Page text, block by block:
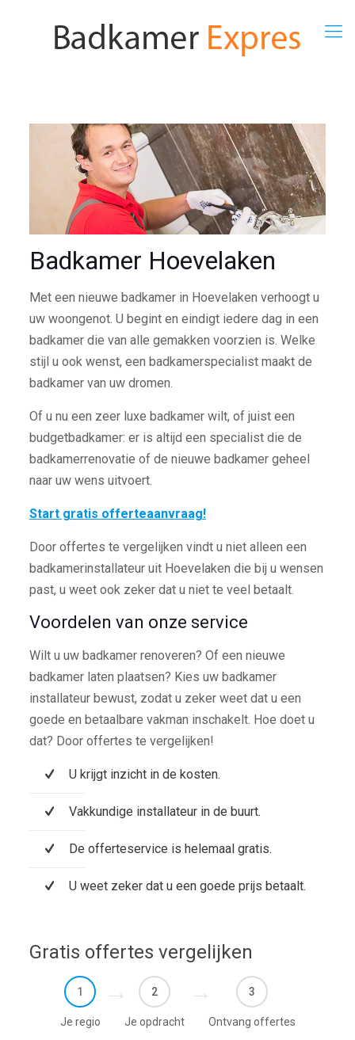
Badkamer Hoevelaken
Met een nieuwe badkamer in Hoevelaken verhoogt u
uw woongenot. U begint en eindigt iedere dag in een
badkamer die van alle gemakken voorzien is. Welke
stijl u ook wenst, een badkamerspecialist maakt de
badkamer van uw dromen.
Of u nu een zeer luxe badkamer wilt, of juist een
budgetbadkamer: er is altijd een specialist die de
badkamerrenovatie of de nieuwe badkamer geheel
naar uw wens uitvoert.
Start gratis offerteaanvraag!
Door offertes te vergelijken vindt u niet alleen een
badkamerinstallateur uit Hoevelaken die bij u wensen
past, u weet ook zeker dat u niet te veel betaalt.
Voordelen van onze service
Wilt u uw badkamer renoveren? Of een nieuwe
badkamer laten plaatsen? Kies uw badkamer
installateur bewust, zodat u zeker weet dat u een
goede en betaalbare vakman inschakelt. Hoe doet u
dat? Door offertes te vergelijken!
U krijgt inzicht in de kosten.
Vakkundige installateur in de buurt.
De offerteservice is helemaal gratis.
U weet zeker dat u een goede prijs betaalt.
Gratis offertes vergelijken
1
Je regio
2
Je opdracht
3
Ontvang offertes